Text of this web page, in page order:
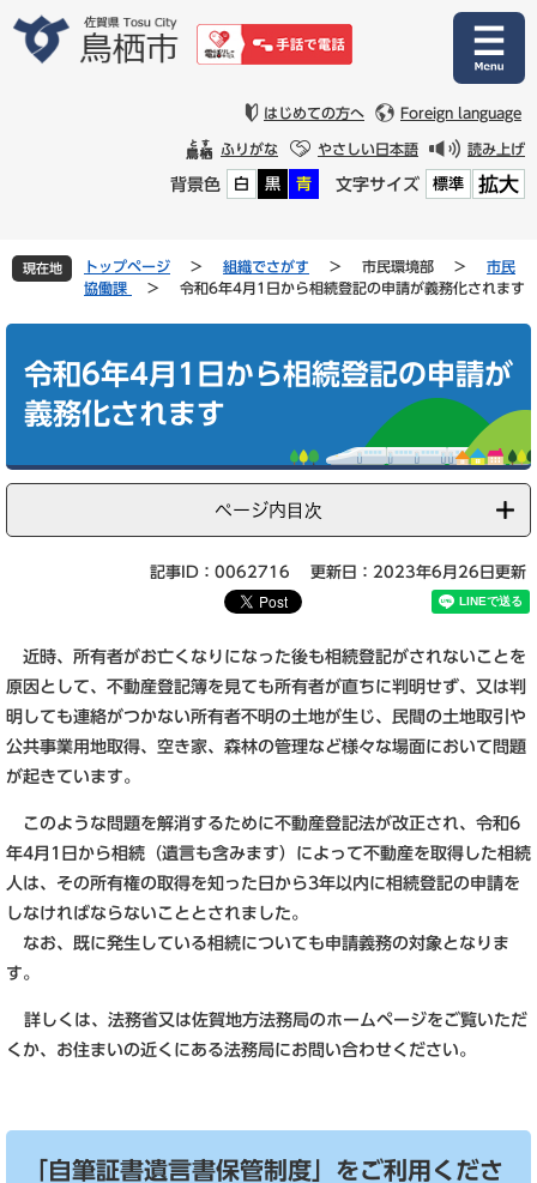
文
はじめての方へ Foreign language
ふりがな やさしい日本語 読み上げ
背景色 白 黒 青 文字サイズ 標準 拡大
現在地 トップページ > 組織でさがす > 市民環境部 >
市民
協働課
> 令和6年4月1日から相続登記の申請が義務化されます
令和6年4月1日から相続登記の申請が
義務化されます
ページ内目次
記事ID：0062716 更新日：2023年6月26日更新
近時、所有者がお亡くなりになった後も相続登記がされないことを
原因として、不動産登記簿を見ても所有者が直ちに判明せず、又は判
明しても連絡がつかない所有者不明の土地が生じ、民間の土地取引や
公共事業用地取得、空き家、森林の管理など様々な場面において問題
が起きています。
このような問題を解消するために不動産登記法が改正され、令和6
年4月1日から相続（遺言も含みます）によって不動産を取得した相続
人は、その所有権の取得を知った日から3年以内に相続登記の申請を
しなければならないこととされました。
なお、既に発生している相続についても申請義務の対象となりま
す。
詳しくは、法務省又は佐賀地方法務局のホームページをご覧いただ
くか、お住まいの近くにある法務局にお問い合わせください。
「自筆証書遺言書保管制度」をご利用くださ